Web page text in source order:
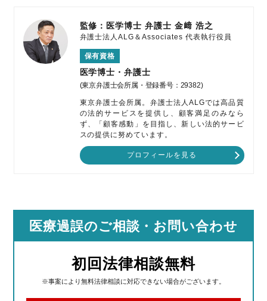
監修：医学博士 弁護士金﨑 浩之
弁護士法人ALG＆Associates 代表執行役員
保有資格
医学博士・弁護士
(東京弁護士会所属・登録番号：29382)
東京弁護士会所属。弁護士法人ALGでは高品質
の法的サービスを提供し、顧客満足のみなら
ず、「顧客感動」を目指し、新しい法的サービ
スの提供に努めています。
プロフィールを見る
医療過誤のご相談 ・お問い合わせ
初回法律相談無料
※事案により無料法律相談に対応できない場合がございます。